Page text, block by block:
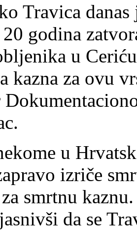
Travica
20 godina
u
kazna za ovu
u
izriče
smrtnu
da se